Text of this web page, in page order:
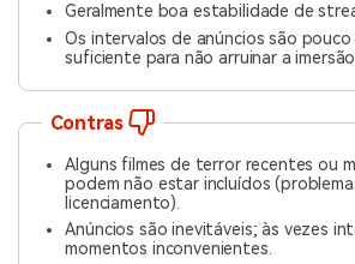
Geralmente boa estabilidade de
Os intervalos de anúncios são
suficiente para não arruinar a imersão.
Contras
Alguns filmes de terror recentes ou
podem não estar incluídos
licenciamento).
Anúncios são inevitáveis; às vezes
momentos inconvenientes.